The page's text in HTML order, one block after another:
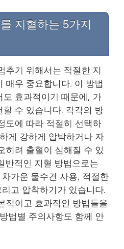
지혈하는 5가지
추기 위해서는 적절한 지
매우 중요합니다. 이 방법
효과적이기 때문에, 가
수 있습니다. 각각의 방
도에 따라 적절히 선택하
게 강하게 압박하거나 자
히려 출혈이 심해질 수 있
반적인 지혈 방법으로는
가운 물수건 사용, 적절한
고 압착하기가 있습니다.
적이고 효과적인 방법들을
법별 주의사항도 함께 안